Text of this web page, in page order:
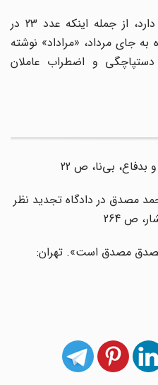
آن برگه، نکات فراوان دیگر هم دارد، از جمله اینکه عدد 23 در
مرداد، «مراداد» نوشته
و اضطراب عاملان
بی‌نا، ص 22
دکتر محمد مصدق در دادگاه تجدید نظر
ص 264
(1381). «مصدق مصدق است». تهران: